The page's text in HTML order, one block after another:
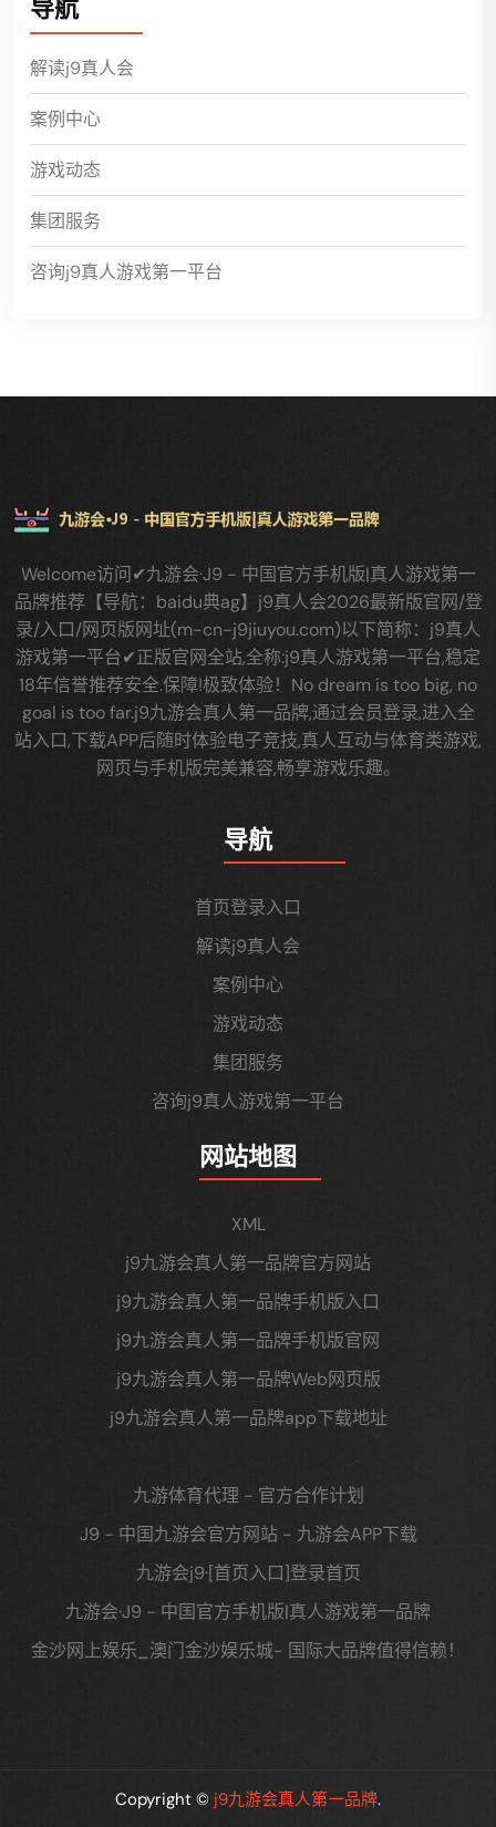
导航
解读j9真人会
案例中心
游戏动态
集团服务
咨询j9真人游戏第一平台
Welcome访问✔九游会·J9 - 中国官方手机版|真人游戏第一
品牌推荐【导航：baidu典ag】j9真人会2026最新版官网/登
录/入口/网页版网址(m-cn-j9jiuyou.com)以下简称：j9真人
游戏第一平台✔正版官网全站,全称:j9真人游戏第一平台,稳定
18年信誉推荐安全.保障!极致体验！No dream is too big, no
goal is too far.j9九游会真人第一品牌,通过会员登录,进入全
站入口,下载APP后随时体验电子竞技,真人互动与体育类游戏,
网页与手机版完美兼容,畅享游戏乐趣。
导航
首页登录入口
解读j9真人会
案例中心
游戏动态
集团服务
咨询j9真人游戏第一平台
网站地图
XML
j9九游会真人第一品牌官方网站
j9九游会真人第一品牌手机版入口
j9九游会真人第一品牌手机版官网
j9九游会真人第一品牌Web网页版
j9九游会真人第一品牌app下载地址
九游体育代理 - 官方合作计划
J9 - 中国九游会官方网站 - 九游会APP下载
九游会j9·[首页入口]登录首页
九游会·J9 - 中国官方手机版|真人游戏第一品牌
金沙网上娱乐_澳门金沙娱乐城- 国际大品牌值得信赖！
Copyright © j9九游会真人第一品牌.